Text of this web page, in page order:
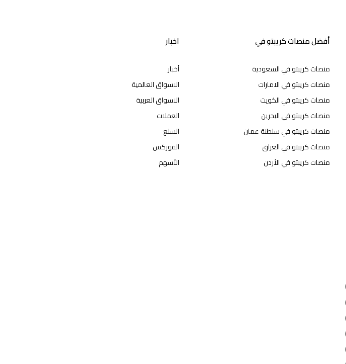
أفضل منصات كريبتو في
منصات كريبتو في السعودية
منصات كريبتو في الامارات
منصات كريبتو في الكويت
منصات كريبتو في البحرين
منصات كريبتو في سلطنة عمان
منصات كريبتو في العراق
منصات كريبتو في الأردن
اخبار
أخبار
الاسواق العالمية
الاسواق العربية
العملات
السلع
الفوركس
الأسهم